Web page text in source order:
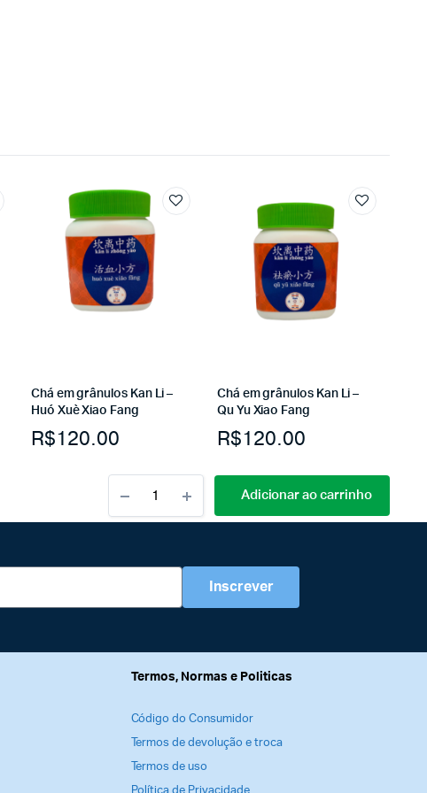
Chá em grânulos Kan Li –
Huó Xuè Xiao Fang
R$120.00
Chá em grânulos Kan Li –
Qu Yu Xiao Fang
R$120.00
Adicionar ao carrinho
Inscrever
Termos, Normas e Politicas
Código do Consumidor
Termos de devolução e troca
Termos de uso